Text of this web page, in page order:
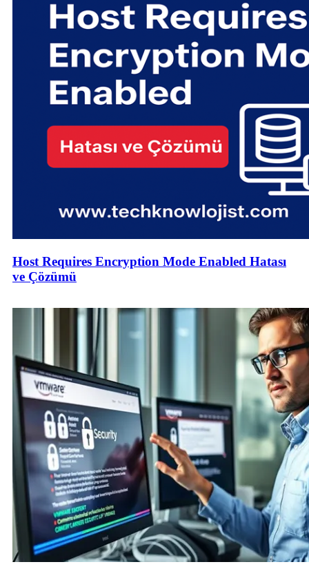
Host Requires Encryption Mode Enabled Hatası
ve Çözümü